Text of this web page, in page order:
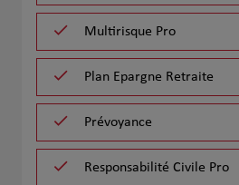
Multirisque Pro
Plan Epargne Retraite
Prévoyance
Responsabilité Civile Pro